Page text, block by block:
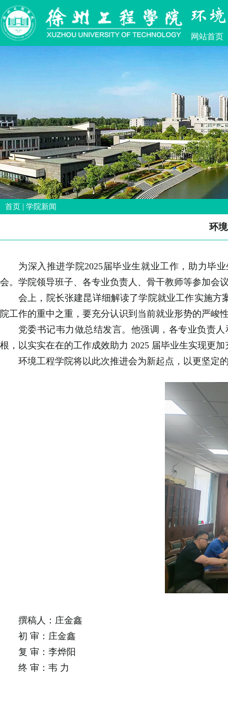
网站首页
首页 | 学院新闻
环
为深入推进学院2025届毕业生就业工作，助力毕
会。学院领导班子、各专业负责人、骨干教师等参加会
会上，院长张建昆详细解读了学院就业工作实施
院工作的重中之重，要充分认识到当前就业形势的严峻
党委书记韦力做总结发言。他强调，各专业负责
根，以实实在在的工作成效助力 2025 届毕业生实现更
环境工程学院将以此次推进会为新起点，以更坚定
撰稿人：庄金鑫
初 审：庄金鑫
复 审：李烨阳
终 审：韦 力